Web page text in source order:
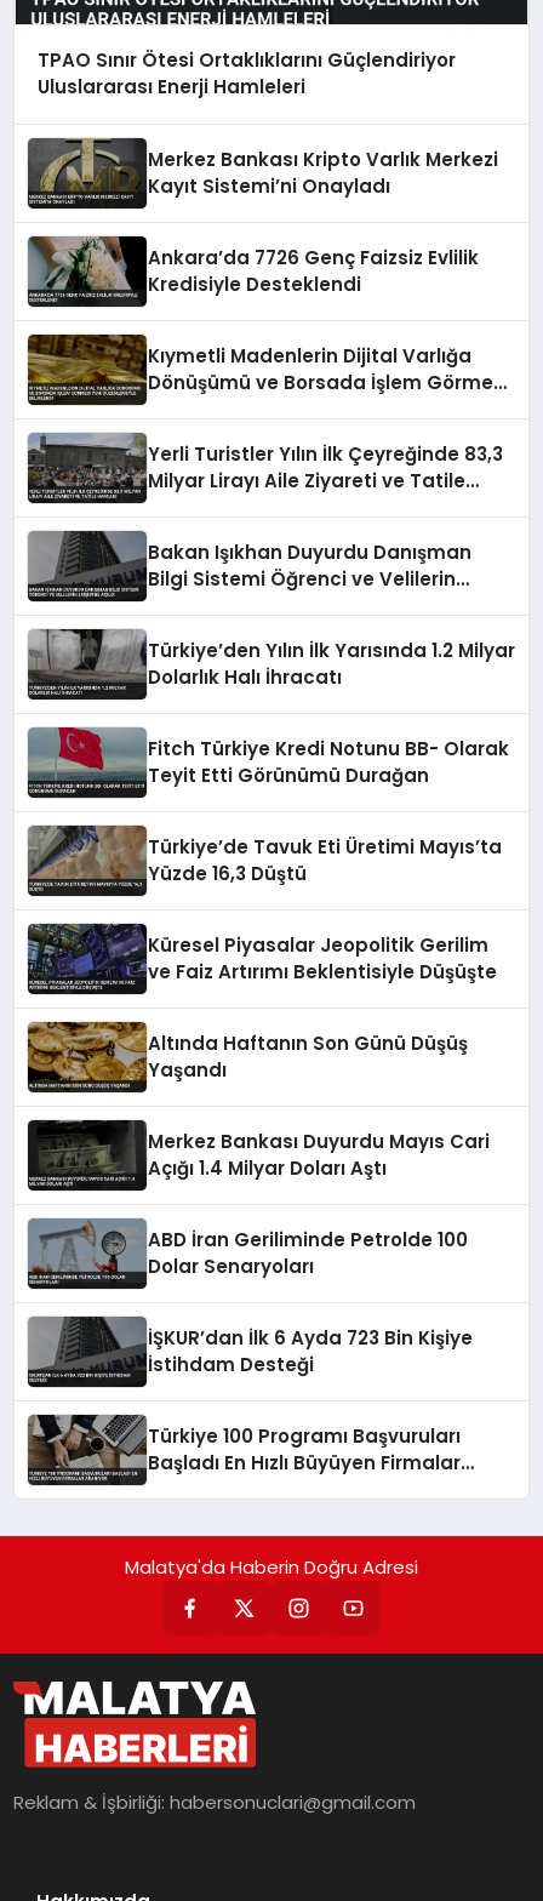
TPAO Sınır Ötesi Ortaklıklarını Güçlendiriyor
Uluslararası Enerji Hamleleri
Merkez Bankası Kripto Varlık Merkezi
Kayıt Sistemi’ni Onayladı
Ankara’da 7726 Genç Faizsiz Evlilik
Kredisiyle Desteklendi
Kıymetli Madenlerin Dijital Varlığa
Dönüşümü ve Borsada İşlem Görmesi
Yerli Turistler Yılın İlk Çeyreğinde 83,3
Milyar Lirayı Aile Ziyareti ve Tatile
Bakan Işıkhan Duyurdu Danışman
Bilgi Sistemi Öğrenci ve Velilerin
Türkiye’den Yılın İlk Yarısında 1.2 Milyar
Dolarlık Halı İhracatı
Fitch Türkiye Kredi Notunu BB- Olarak
Teyit Etti Görünümü Durağan
Türkiye’de Tavuk Eti Üretimi Mayıs’ta
Yüzde 16,3 Düştü
Küresel Piyasalar Jeopolitik Gerilim
ve Faiz Artırımı Beklentisiyle Düşüşte
Altında Haftanın Son Günü Düşüş
Yaşandı
Merkez Bankası Duyurdu Mayıs Cari
Açığı 1.4 Milyar Doları Aştı
ABD İran Geriliminde Petrolde 100
Dolar Senaryoları
İŞKUR’dan İlk 6 Ayda 723 Bin Kişiye
İstihdam Desteği
Türkiye 100 Programı Başvuruları
Başladı En Hızlı Büyüyen Firmalar
Malatya'da Haberin Doğru Adresi
Reklam & İşbirliği:habersonuclari@gmail.com